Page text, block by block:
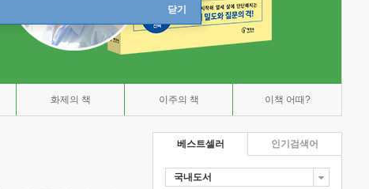
닫기
화제의 책 이주의 책 이책 어때?
베스트셀러
국내도서
인기검색어